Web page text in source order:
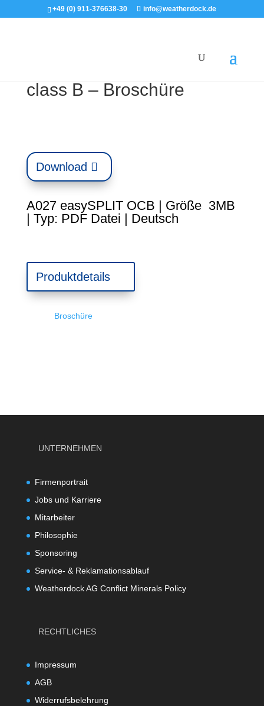
+49 (0) 911-376638-30 info@weatherdock.de
class B – Broschüre
Download
A027 easySPLIT OCB | Größe 3MB
| Typ: PDF Datei | Deutsch
Produktdetails
Broschüre
UNTERNEHMEN
Firmenportrait
Jobs und Karriere
Mitarbeiter
Philosophie
Sponsoring
Service- & Reklamationsablauf
Weatherdock AG Conflict Minerals Policy
RECHTLICHES
Impressum
AGB
Widerrufsbelehrung